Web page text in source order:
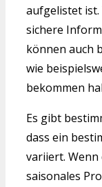
aufgelistet
sichere
können auch
wie
bekommen
Es gibt
dass ein
variiert. Wenn
saisonales